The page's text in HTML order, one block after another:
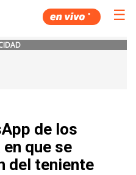
☰
de los
que se
del teniente